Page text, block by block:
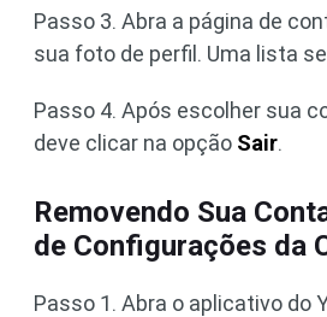
Passo 3. Abra a página de
sua foto de perfil. Uma lista
Passo 4. Após escolher sua
deve clicar na opção Sair.
Removendo Sua
de Configurações da
Passo 1. Abra o aplicativo do